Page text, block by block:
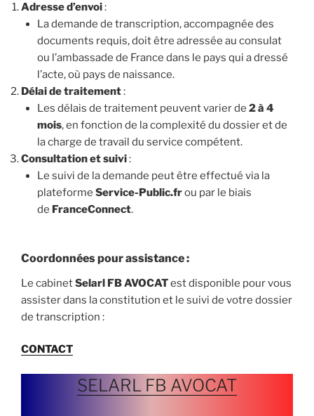
Adresse d’envoi:
La demande de transcription, accompagnée des
documents requis, doit être adressée au consulat
ou l’ambassade de France dans le pays qui a dressé
l’acte, où pays de naissance.
Délai de traitement:
Les délais de traitement peuvent varier de 2 à 4
mois, en fonction de la complexité du dossier et de
la charge de travail du service compétent.
Consultation et suivi:
Le suivi de la demande peut être effectué via la
plateforme Service-Public.frou par le biais
de FranceConnect.
Coordonnées pour assistance:
Le cabinetSelarl FB AVOCATest disponible pour vous
assister dans la constitution et le suivi de votre dossier
de transcription :
CONTACT
SELARL FB AVOCAT